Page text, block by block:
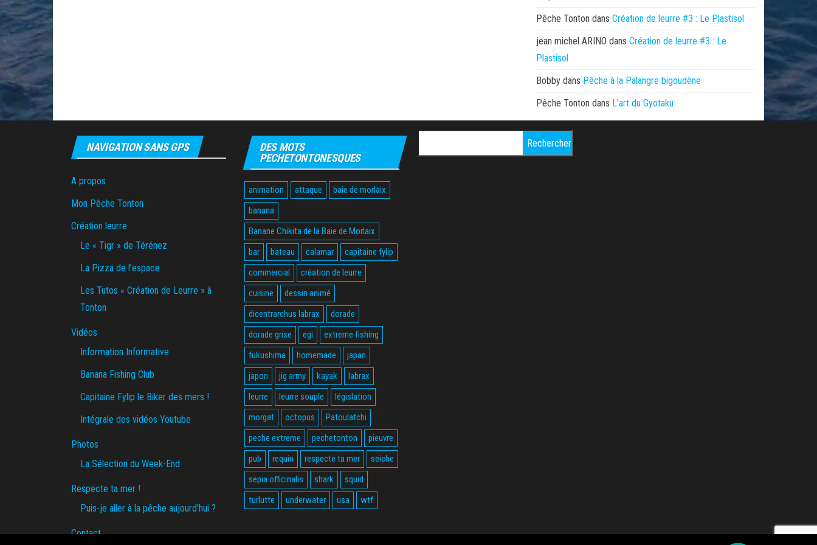
Pêche Tonton dans Création de leurre #3 : Le Plastisol
jean michel ARINO dans Création de leurre #3 : Le
Plastisol
Bobby dans Pêche à la Palangre bigoudène
Pêche Tonton dans L’art du Gyotaku
NAVIGATION SANS GPS
A propos
Mon Pêche Tonton
Création leurre
Le « Tigr » de Térénez
La Pizza de l’espace
Les Tutos « Création de Leurre » à
Tonton
Vidéos
Information Informative
Banana Fishing Club
Capitaine Fylip le Biker des mers !
Intégrale des vidéos Youtube
Photos
La Sélection du Week-End
Respecte ta mer !
Puis-je aller à la pêche aujourd’hui ?
Contact
DES MOTS
PECHETONTONESQUES
animation attaque
baie de morlaix
banana
Banane Chikita de la Baie de Morlaix
bar
bateau calamar
capitaine fylip
commercial
création de leurre
cuisine
dessin animé
dicentrarchus labrax
dorade
dorade grise
egi
extreme fishing
fukushima
homemade
japan
japon
jig army kayak
labrax
leurre
leurre souple
législation
morgat
octopus
Patoulatchi
peche extreme
pechetonton
pieuvre
pub
requin respecte ta mer
seiche
sepia officinalis
shark
squid
turlutte
underwater usa wtf